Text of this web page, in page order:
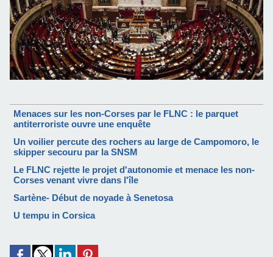
Menaces sur les non-Corses par le FLNC : le parquet
antiterroriste ouvre une enquête
Un voilier percute des rochers au large de Campomoro, le
skipper secouru par la SNSM
Le FLNC rejette le projet d'autonomie et menace les non-
Corses venant vivre dans l'île
Sartène- Début de noyade à Senetosa
U tempu in Corsica